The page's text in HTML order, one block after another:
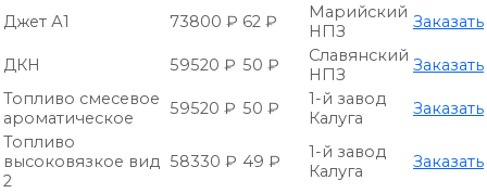
Джет А1 73800 ₽ 62 ₽
Марийский
НПЗ
Заказать
ДКН 59520 ₽ 50 ₽
Славянский
НПЗ
Заказать
Топливо смесевое
ароматическое
59520 ₽ 50 ₽
1-й завод
Калуга
Заказать
Топливо
высоковязкое вид
2
58330 ₽ 49 ₽
1-й завод
Калуга
Заказать